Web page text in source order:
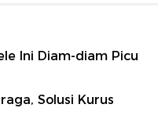
Ini Diam-diam Picu
Solusi Kurus